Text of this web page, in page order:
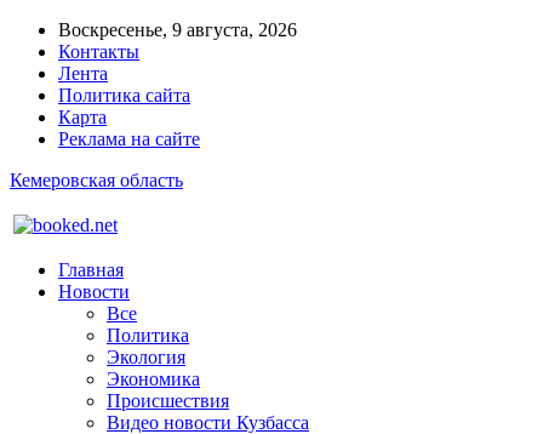
Воскресенье, 9 августа, 2026
Контакты
Лента
Политика сайта
Карта
Реклама на сайте
Кемеровская область
Главная
Новости
Все
Политика
Экология
Экономика
Происшествия
Видео новости Кузбасса